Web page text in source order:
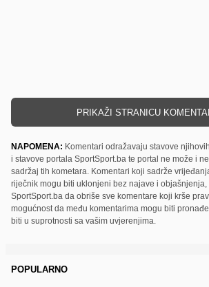
PRIKAŽI STRANICU
NAPOMENA: Komentari odražavaju stavove
i stavove portala SportSport.ba te portal ne može i
sadržaj tih kometara. Komentari koji sadrže
riječnik mogu biti uklonjeni bez najave i
SportSport.ba da obriše sve komentare koji krše
mogućnost da među komentarima mogu biti
biti u suprotnosti sa vašim uvjerenjima.
POPULARNO